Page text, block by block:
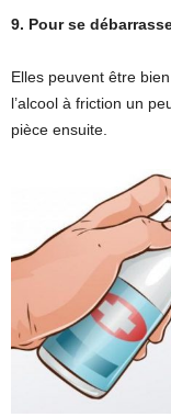
9. Pour se
Elles peuvent être
l’alcool à friction un
pièce ensuite.